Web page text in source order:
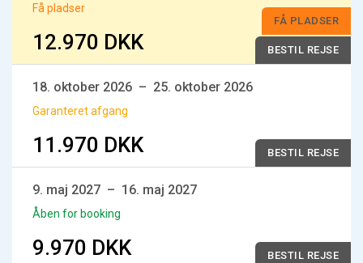
Få pladser
12.970 DKK
FÅ PLADSER
BESTIL REJSE
18. oktober 2026 – 25. oktober 2026
Garanteret afgang
11.970 DKK BESTIL REJSE
9. maj 2027 – 16. maj 2027
Åben for booking
9.970 DKK BESTIL REJSE